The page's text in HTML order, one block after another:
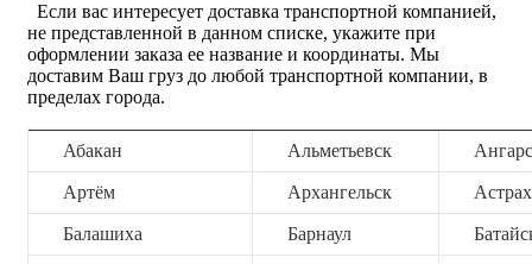
Если вас интересует доставка транспортной компанией,
не представленной в данном списке, укажите при
оформлении заказа ее название и координаты. Мы
доставим Ваш груз до любой транспортной компании, в
пределах города.
Абакан Альметьевск
Артём Архангельск
Балашиха Барнаул